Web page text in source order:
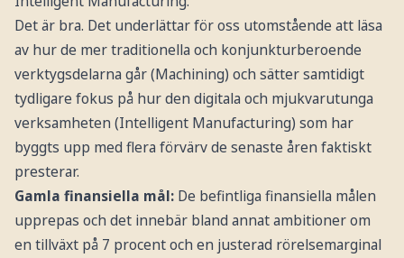
Det är bra. Det underlättar för oss utomstående att läsa
av hur de mer traditionella och konjunkturberoende
verktygsdelarna går (Machining) och sätter samtidigt
tydligare fokus på hur den digitala och mjukvarutunga
verksamheten (Intelligent Manufacturing) som har
byggts upp med flera förvärv de senaste åren faktiskt
presterar.
Gamla finansiella mål: De befintliga finansiella målen
upprepas och det innebär bland annat ambitioner om
en tillväxt på 7 procent och en justerad rörelsemarginal